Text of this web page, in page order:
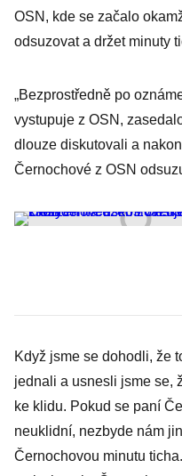
OSN, kde se začalo
odsuzovat a držet minuty
„Bezprostředně po
vystupuje z OSN,
dlouze diskutovali a
Černochové z OSN
Když jsme se dohodli, že
jednali a usnesli jsme se,
ke klidu. Pokud se paní
neuklidní, nezbyde nám
Černochovou minutu